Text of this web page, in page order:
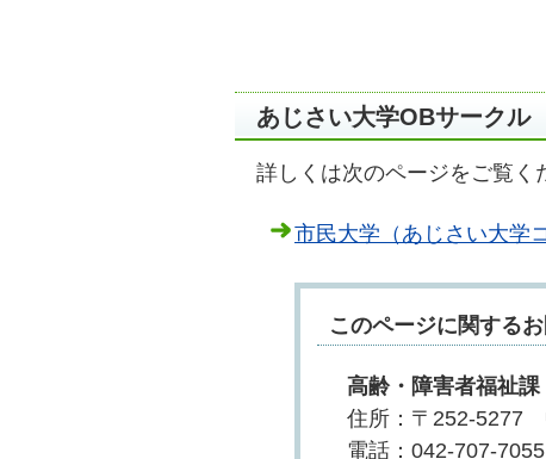
あじさい大学OBサークル
詳しくは次のページをご覧く
市民大学（あじさい大学
このページに関する
高齢・障害者福祉課
住所：〒252-5277
電話：042-707-7055